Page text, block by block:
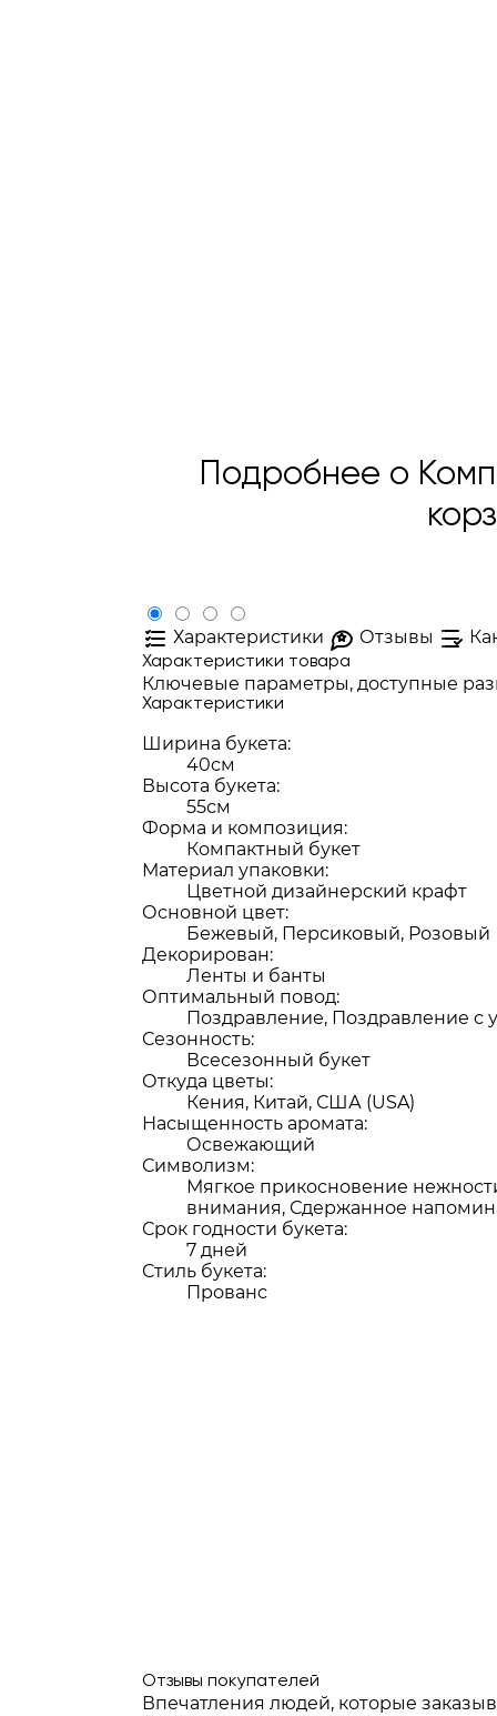
Подробнее о
Характеристики Отзывы
Характеристики товара
Ключевые параметры, доступные
Характеристики
Ширина букета:
40см
Высота букета:
55см
Форма и композиция:
Компактный букет
Материал упаковки:
Цветной дизайнерский крафт
Основной цвет:
Бежевый, Персиковый, Розовый
Декорирован:
Ленты и банты
Оптимальный повод:
Поздравление, Поздравление с
Сезонность:
Всесезонный букет
Откуда цветы:
Кения, Китай, США (USA)
Насыщенность аромата:
Освежающий
Символизм:
Мягкое прикосновение
внимания, Сдержанное
Срок годности букета:
7 дней
Стиль букета:
Прованс
Отзывы покупателей
Впечатления людей, которые